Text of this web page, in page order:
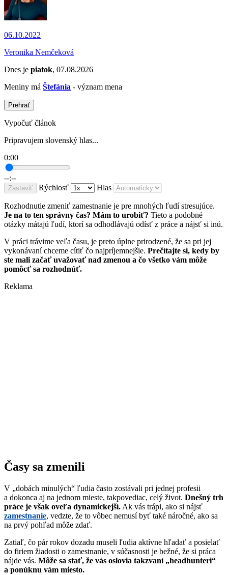
06.10.2022
Veronika Nemčeková
Dnes je piatok, 07.08.2026
Meniny má Štefánia - význam mena
Prehrať
Vypočuť článok
Pripravujem slovenský hlas...
0:00
--:--
Zastaviť Rýchlosť Hlas
Rozhodnutie zmeniť zamestnanie je pre mnohých ľudí stresujúce.
Je na to ten správny čas? Mám to urobiť? Tieto a podobné
otázky mátajú ľudí, ktorí sa odhodlávajú odísť z práce a nájsť si inú.
V práci trávime veľa času, je preto úplne prirodzené, že sa pri jej
vykonávaní chceme cítiť čo najpríjemnejšie. Prečítajte si, kedy by
ste mali začať uvažovať nad zmenou a čo všetko vám môže
pomôcť sa rozhodnúť.
Reklama
Časy sa zmenili
V „dobách minulých“ ľudia často zostávali pri jednej profesii
a dokonca aj na jednom mieste, takpovediac, celý život. Dnešný trh
práce je však oveľa dynamickejší. Ak vás trápi, ako si nájsť
zamestnanie, vedzte, že to vôbec nemusí byť také náročné, ako sa
na prvý pohľad môže zdať.
Zatiaľ, čo pár rokov dozadu museli ľudia aktívne hľadať a posielať
do firiem žiadosti o zamestnanie, v súčasnosti je bežné, že si práca
nájde vás. Môže sa stať, že vás oslovia takzvaní „headhunteri“
a ponúknu vám miesto.